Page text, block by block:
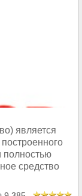
является
полностью
средство